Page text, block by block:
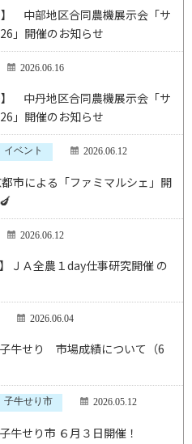
】 中部地区合同農機展示会「サ
」開催のお知らせ
2026.06.16
】 中丹地区合同農機展示会「サ
」開催のお知らせ
イベント 2026.06.12
都市による「ファミマルシェ」開
2026.06.12
ＪＡ全農１day仕事研究開催 の
2026.06.04
牛せり 市場成績について（6
子牛せり市 2026.05.12
牛せり市 ６月３日開催！